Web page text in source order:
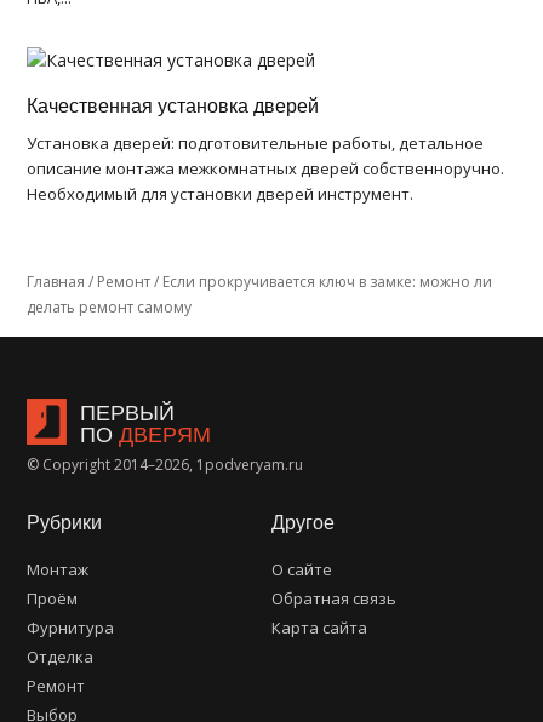
Качественная установка дверей
Установка дверей: подготовительные работы, детальное
описание монтажа межкомнатных дверей собственноручно.
Необходимый для установки дверей инструмент.
Главная / Ремонт / Если прокручивается ключ в замке: можно ли
делать ремонт самому
ПЕРВЫЙ
ПО ДВЕРЯМ
© Copyright 2014–2026, 1podveryam.ru
Другое
О сайте
Обратная связь
Карта сайта
Рубрики
Монтаж
Проём
Фурнитура
Отделка
Ремонт
Выбор